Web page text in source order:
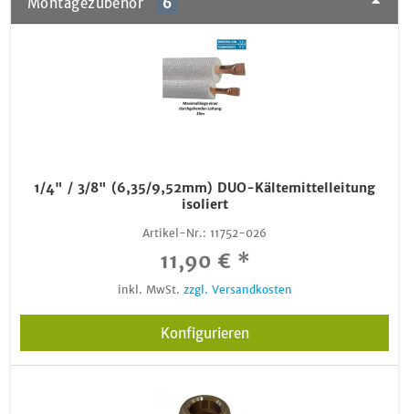
1/4" / 3/8" (6,35/9,52mm) DUO-Kältemittelleitung
isoliert
Artikel-Nr.: 11752-026
11,90 € *
inkl. MwSt. zzgl. Versandkosten
Konfigurieren